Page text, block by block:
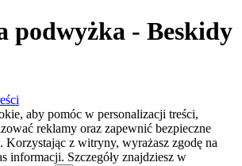
podwyżka - Beskidy
aby pomóc w personalizacji treści,
reklamy oraz zapewnić bezpieczne
Korzystając z witryny, wyrażasz zgodę na
informacji. Szczegóły znajdziesz w